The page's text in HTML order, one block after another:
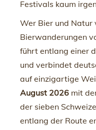
Festivals kaum
Wer Bier und Natur
Bierwanderungen
führt entlang einer
und verbindet
auf einzigartige
August 2026 mit
der sieben
entlang der Route